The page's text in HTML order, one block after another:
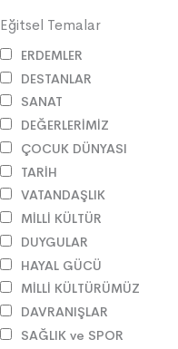
Eğitsel Temalar
ERDEMLER
DESTANLAR
SANAT
DEĞERLERİMİZ
ÇOCUK DÜNYASI
TARİH
VATANDAŞLIK
MİLLİ KÜLTÜR
DUYGULAR
HAYAL GÜCÜ
MİLLİ KÜLTÜRÜMÜZ
DAVRANIŞLAR
SAĞLIK ve SPOR